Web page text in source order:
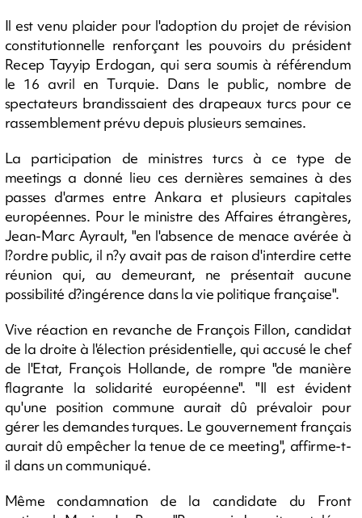
Il est venu plaider pour l'adoption du projet de révision
constitutionnelle renforçant les pouvoirs du président
Recep Tayyip Erdogan, qui sera soumis à référendum
le 16 avril en Turquie. Dans le public, nombre de
spectateurs brandissaient des drapeaux turcs pour ce
rassemblement prévu depuis plusieurs semaines.
La participation de ministres turcs à ce type de
meetings a donné lieu ces dernières semaines à des
passes d'armes entre Ankara et plusieurs capitales
européennes. Pour le ministre des Affaires étrangères,
Jean-Marc Ayrault, "en l'absence de menace avérée à
l?ordre public, il n?y avait pas de raison d'interdire cette
réunion qui, au demeurant, ne présentait aucune
possibilité d?ingérence dans la vie politique française".
Vive réaction en revanche de François Fillon, candidat
de la droite à l'élection présidentielle, qui accusé le chef
de l'Etat, François Hollande, de rompre "de manière
flagrante la solidarité européenne". "Il est évident
qu'une position commune aurait dû prévaloir pour
gérer les demandes turques. Le gouvernement français
aurait dû empêcher la tenue de ce meeting", affirme-t-
il dans un communiqué.
Même condamnation de la candidate du Front